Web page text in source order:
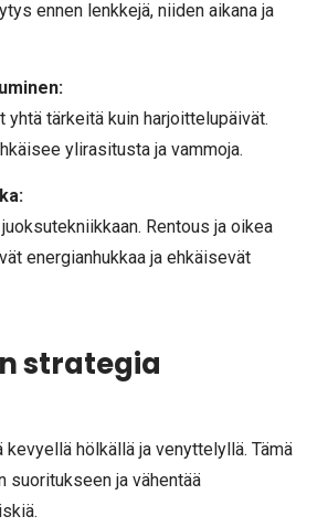
ennen lenkkejä, niiden aikana ja
yhtä tärkeitä kuin harjoittelupäivät.
ylirasitusta ja vammoja.
Rentous ja oikea
energianhukkaa ja ehkäisevät
strategia
hölkällä ja venyttelyllä. Tämä
suoritukseen ja vähentää